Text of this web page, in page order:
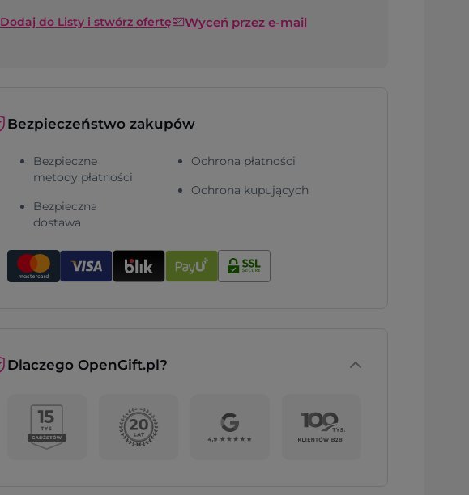
Dodaj do Listy i stwórz ofertę Wyceń przez e-mail
Bezpieczeństwo zakupów
Bezpieczne
metody płatności
Bezpieczna
dostawa
Ochrona płatności
Ochrona kupujących
Dlaczego OpenGift.pl?